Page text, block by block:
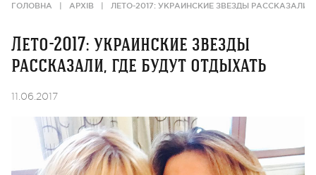
ГОЛОВНА АРХІВ ЛЕТО-2017: УКРАИНСКИЕ ЗВЕЗДЫ РАССКАЗАЛИ,
Лето-2017: украинские звезды
рассказали, где будут отдыхать
11.06.2017